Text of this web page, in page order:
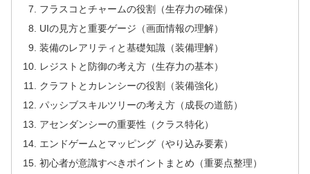
フラスコとチャームの役割（生存力の確保）
UIの見方と重要ゲージ（画面情報の理解）
装備のレアリティと基礎知識（装備理解）
レジストと防御の考え方（生存力の基本）
クラフトとカレンシーの役割（装備強化）
パッシブスキルツリーの考え方（成長の道筋）
アセンダンシーの重要性（クラス特化）
エンドゲームとマッピング（やり込み要素）
初心者が意識すべきポイントまとめ（重要点整理）